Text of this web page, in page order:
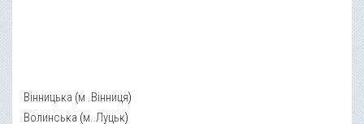
Вінницька (м .Вінниця)
Волинська (м. Луцьк)